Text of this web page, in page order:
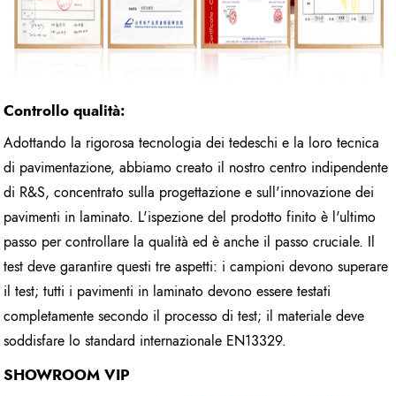
Controllo qualità:
Adottando la rigorosa tecnologia dei tedeschi e la loro tecnica
di pavimentazione, abbiamo creato il nostro centro indipendente
di R&S, concentrato sulla progettazione e sull'innovazione dei
pavimenti in laminato. L'ispezione del prodotto finito è l'ultimo
passo per controllare la qualità ed è anche il passo cruciale. Il
test deve garantire questi tre aspetti: i campioni devono superare
il test; tutti i pavimenti in laminato devono essere testati
completamente secondo il processo di test; il materiale deve
soddisfare lo standard internazionale EN13329.
SHOWROOM VIP